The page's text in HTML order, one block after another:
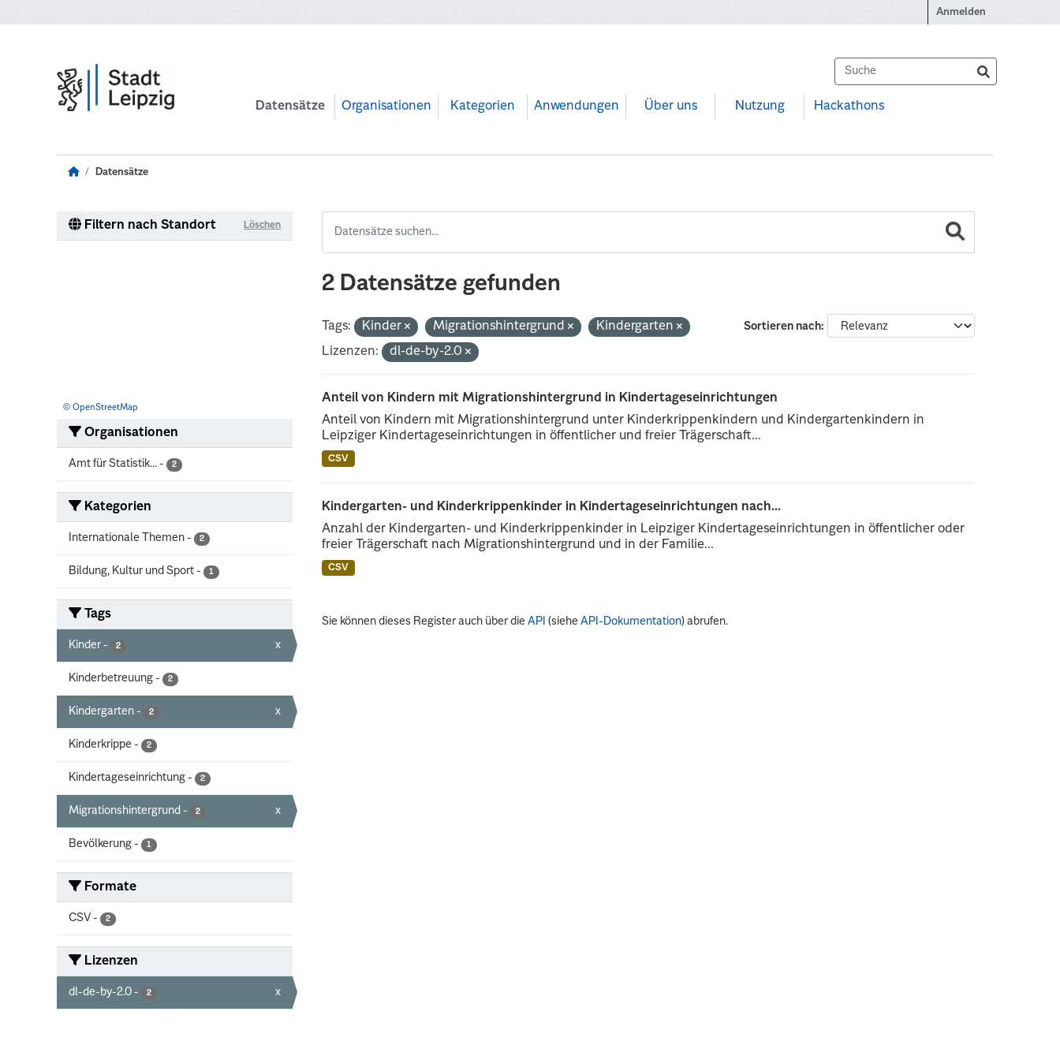
Anmelden
Datensätze Organisationen Kategorien Anwendungen Über uns Nutzung Hackathons
Datensätze
Filtern nach Standort Löschen
© OpenStreetMap
Organisationen
Amt für Statistik... - 2
Kategorien
Internationale Themen - 2
Bildung, Kultur und Sport - 1
Tags
Kinder - 2 x
Kinderbetreuung - 2
Kindergarten - 2 x
Kinderkrippe - 2
Kindertageseinrichtung - 2
Migrationshintergrund - 2 x
Bevölkerung - 1
Formate
CSV - 2
Lizenzen
dl-de-by-2.0 - 2 x
2 Datensätze gefunden
Sortieren nach
Tags: Kinder Migrationshintergrund
Kindergarten
Lizenzen:
dl-de-by-2.0
Anteil von Kindern mit Migrationshintergrund in Kindertageseinrichtungen
Anteil von Kindern mit Migrationshintergrund unter Kinderkrippenkindern und Kindergartenkindern in
Leipziger Kindertageseinrichtungen in öffentlicher und freier Trägerschaft...
CSV
Kindergarten- und Kinderkrippenkinder in Kindertageseinrichtungen nach...
Anzahl der Kindergarten- und Kinderkrippenkinder in Leipziger Kindertageseinrichtungen in öffentlicher oder
freier Trägerschaft nach Migrationshintergrund und in der Familie...
CSV
Sie können dieses Register auch über dieAPI (sieheAPI-Dokumentation) abrufen.